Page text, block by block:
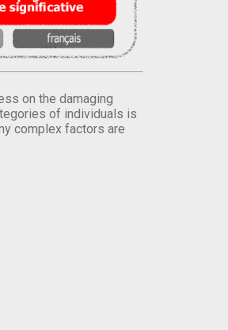
on the damaging
of individuals is
complex factors are